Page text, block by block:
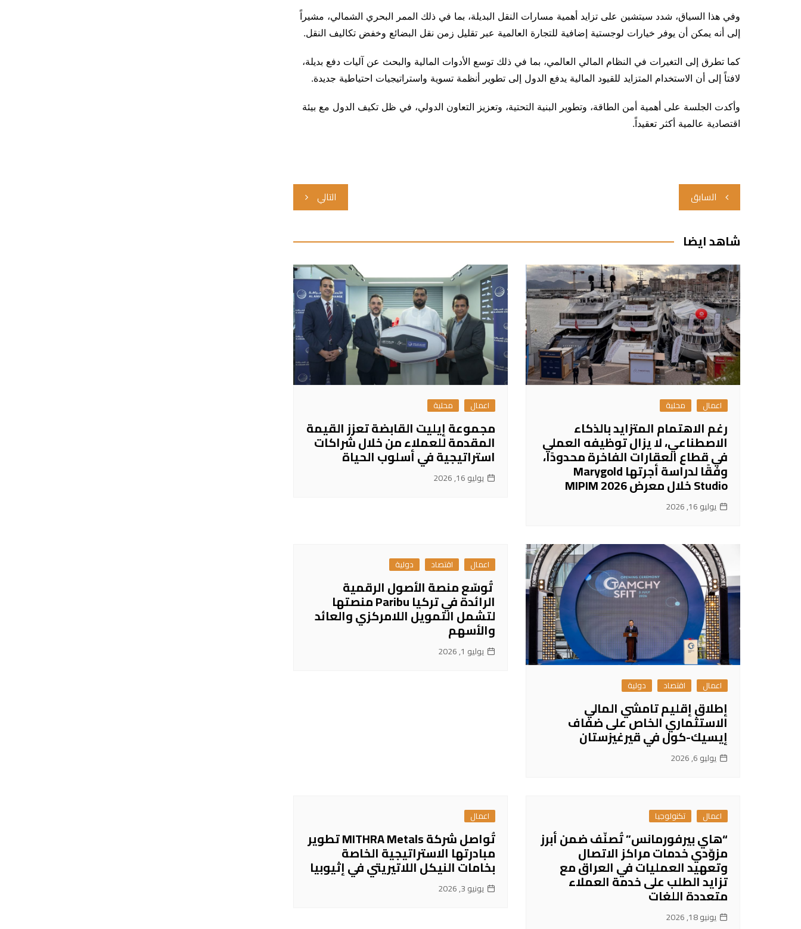
وفي هذا السياق، شدد سيتشين على تزايد أهمية مسارات النقل البديلة، بما في ذلك الممر البحري الشمالي، مشيراً
إلى أنه يمكن أن يوفر خيارات لوجستية إضافية للتجارة العالمية عبر تقليل زمن نقل البضائع وخفض تكاليف النقل.
كما تطرق إلى التغيرات في النظام المالي العالمي، بما في ذلك توسع الأدوات المالية والبحث عن آليات دفع بديلة،
لافتاً إلى أن الاستخدام المتزايد للقيود المالية يدفع الدول إلى تطوير أنظمة تسوية واستراتيجيات احتياطية جديدة.
وأكدت الجلسة على أهمية أمن الطاقة، وتطوير البنية التحتية، وتعزيز التعاون الدولي، في ظل تكيف الدول مع بيئة
اقتصادية عالمية أكثر تعقيداً.
تصفّح
المقالات
السابق التالي
شاهد ايضا
اعمال محلية
رغم الاهتمام المتزايد بالذكاء
الاصطناعي، لا يزال توظيفه العملي
في قطاع العقارات الفاخرة محدودًا،
وفقًا لدراسة أجرتها Marygold
Studio خلال معرض MIPIM 2026
يوليو 16, 2026
اعمال محلية
مجموعة إيليت القابضة تعزز القيمة
المقدمة للعملاء من خلال شراكات
استراتيجية في أسلوب الحياة
يوليو 16, 2026
اعمال اقتصاد دولية
إطلاق إقليم تامشي المالي
الاستثماري الخاص على ضفاف
إيسيك-كول في قيرغيزستان
يوليو 6, 2026
اعمال اقتصاد دولية
تُوسّع منصة الأصول الرقمية
الرائدة في تركيا Paribu منصتها
لتشمل التمويل اللامركزي والعائد
والأسهم
يوليو 1, 2026
اعمال تكنولوجيا
“هاي بيرفورمانس” تُصنّف ضمن أبرز
مزوّدي خدمات مراكز الاتصال
وتعهيد العمليات في العراق مع
تزايد الطلب على خدمة العملاء
متعددة اللغات
يونيو 18, 2026
اعمال
تُواصل شركة MITHRA Metals تطوير
مبادرتها الاستراتيجية الخاصة
بخامات النيكل اللاتيريتي في إثيوبيا
يونيو 3, 2026